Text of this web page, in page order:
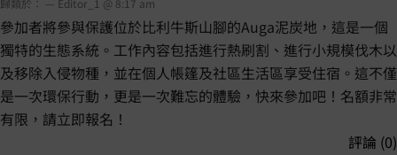
歸類於： — Editor_1 @ 8:17 am
參加者將參與保護位於比利牛斯山腳的Auga泥炭地，這是一個
獨特的生態系統。工作內容包括進行熱刷割、進行小規模伐木以
及移除入侵物種，並在個人帳篷及社區生活區享受住宿。這不僅
是一次環保行動，更是一次難忘的體驗，快來參加吧！名額非常
有限，請立即報名！
評論 (0)